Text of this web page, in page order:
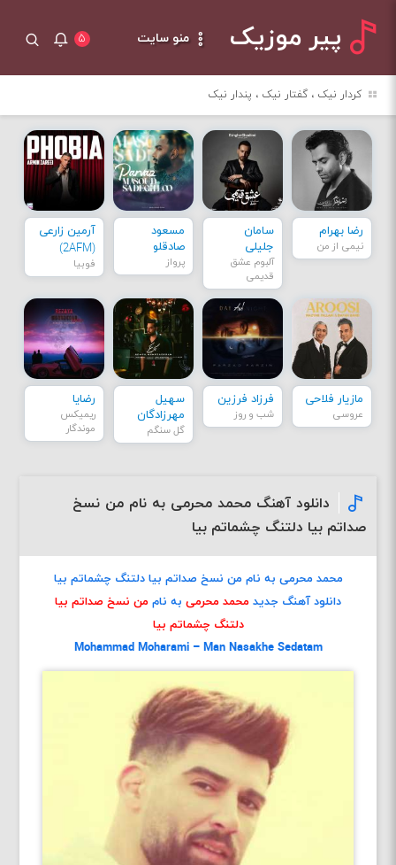
پیر موزیک منو سایت ۵
کردار نیک ، گفتار نیک ، پندار نیک
رضا بهرام
نیمی از من
سامان
جلیلی
آلبوم عشق
قدیمی
مسعود
صادقلو
پرواز
آرمین زارعی
(2AFM)
فوبیا
مازیار فلاحی
عروسی
فرزاد فرزین
شب و روز
سهیل
مهرزادگان
گل سنگم
رضایا
ریمیکس
موندگار
دانلود آهنگ محمد محرمی به نام من نسخ
صداتم بیا دلتنگ چشماتم بیا
محمد محرمی به نام من نسخ صداتم بیا دلتنگ چشماتم بیا
دانلود آهنگ جدید محمد محرمی به نام من نسخ صداتم بیا
دلتنگ چشماتم بیا
Mohammad Moharami – Man Nasakhe Sedatam